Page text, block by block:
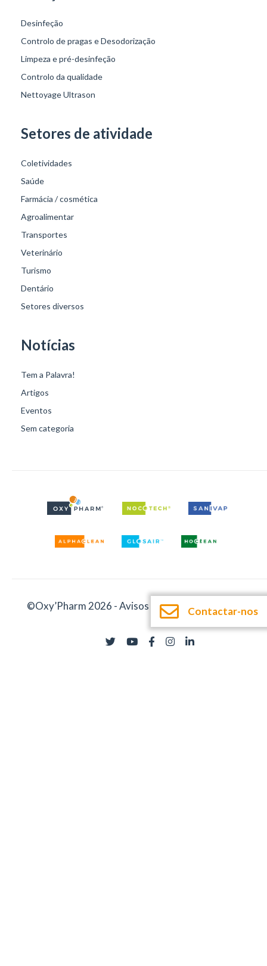
Desinfeção
Controlo de pragas e Desodorização
Limpeza e pré-desinfeção
Controlo da qualidade
Nettoyage Ultrason
Setores de atividade
Coletividades
Saúde
Farmácia / cosmética
Agroalimentar
Transportes
Veterinário
Turismo
Dentário
Setores diversos
Notícias
Tem a Palavra!
Artigos
Eventos
Sem categoria
©Oxy’Pharm 2026 -Avisos legais- Documentação
Contactar-nos